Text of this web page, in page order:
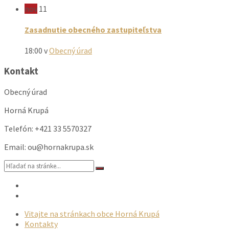
nov 11
Zasadnutie obecného zastupiteľstva
18:00 vObecný úrad
Kontakt
Obecný úrad
Horná Krupá
Telefón: +421 33 5570327
Email: ou@hornakrupa.sk
Vyhľadávanie:
Vitajte na stránkach obce Horná Krupá
Kontakty